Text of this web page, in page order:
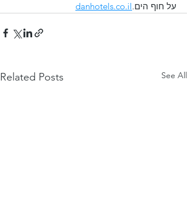
על חוף הים.​danhotels.co.il
Related Posts See All